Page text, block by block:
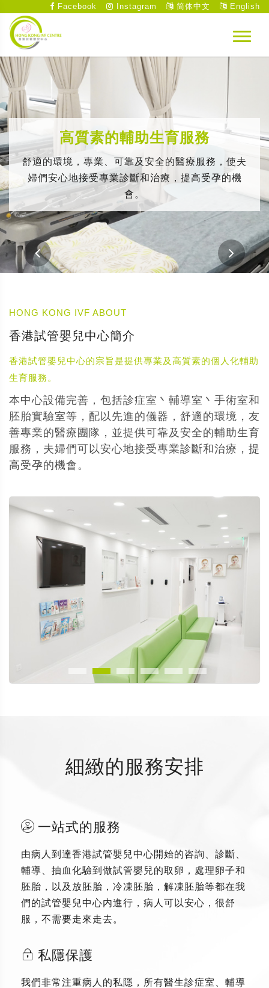
Facebook Instagram 简体中文 English
高質素的輔助生育服務
舒適的環境，專業、可靠及安全的醫療服務，使夫
婦們安心地接受專業診斷和治療，提高受孕的機
會。
HONG KONG IVF ABOUT
香港試管嬰兒中心簡介
香港試管嬰兒中心的宗旨是提供專業及高質素的個人化輔助
生育服務。
本中心設備完善，包括診症室丶輔導室丶手術室和
胚胎實驗室等，配以先進的儀器，舒適的環境，友
善專業的醫療團隊，並提供可靠及安全的輔助生育
服務，夫婦們可以安心地接受專業診斷和治療，提
高受孕的機會。
細緻的服務安排
一站式的服務
由病人到達香港試管嬰兒中心開始的咨詢、診斷、
輔導、抽血化驗到做試管嬰兒的取卵，處理卵子和
胚胎，以及放胚胎，冷凍胚胎，解凍胚胎等都在我
們的試管嬰兒中心内進行，病人可以安心，很舒
服，不需要走來走去。
私隱保護
我們非常注重病人的私隱，所有醫生診症室、輔導